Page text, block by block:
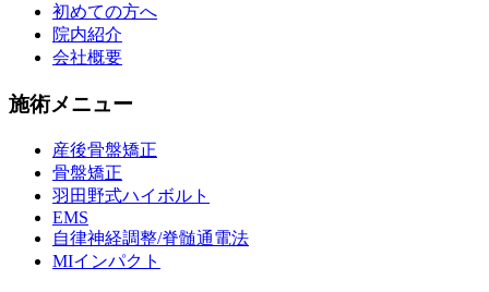
初めての方へ
院内紹介
会社概要
施術メニュー
産後骨盤矯正
骨盤矯正
羽田野式ハイボルト
EMS
自律神経調整/脊髄通電法
MIインパクト